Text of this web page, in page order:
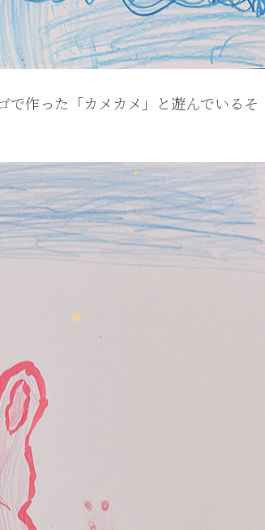
作った「カメカメ」と遊んでいるそ